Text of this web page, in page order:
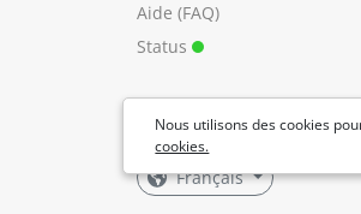
Nous utilisons des cookies
cookies.
Aide (FAQ)
Status
Français